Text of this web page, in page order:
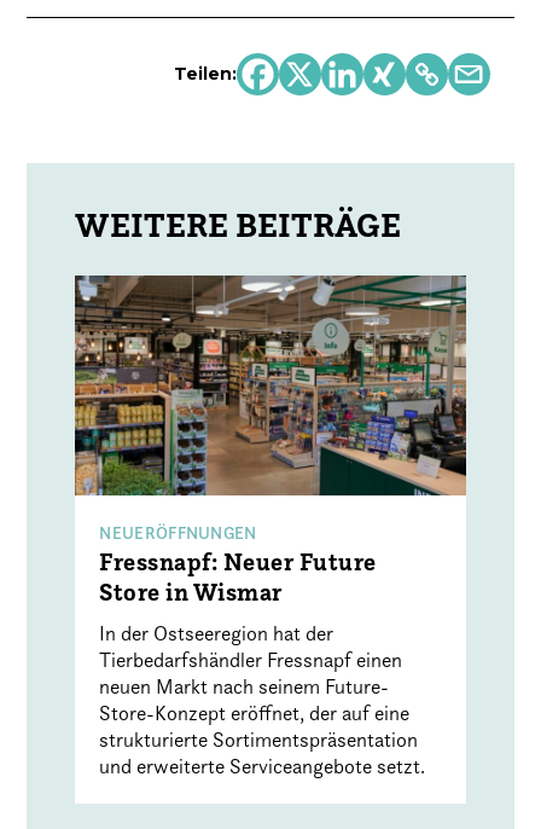
Teilen:
NEUERÖFFNUNGEN
Fressnapf: Neuer Future
Store in Wismar
In der Ostseeregion hat der
Tierbedarfshändler Fressnapf einen
neuen Markt nach seinem Future-
Store-Konzept eröffnet, der auf eine
strukturierte Sortimentspräsentation
und erweiterte Serviceangebote setzt.